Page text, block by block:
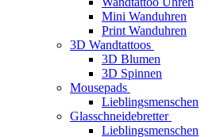
Mini Wanduhren
Print Wanduhren
3D Wandtattoos
3D Blumen
3D Spinnen
Mousepads
Lieblingsmenschen
Glasschneidebretter
Lieblingsmenschen